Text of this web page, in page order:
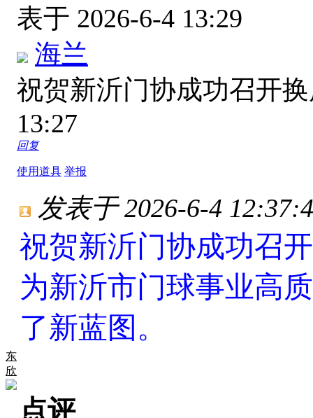
表于 2026-6-4 13:29
海兰
祝贺新沂门协成功召开
13:27
回复
使用道具 举报
东
欣
发表于 2026-6-4
祝贺新沂门协成功召
为新沂市门球事业高
了新蓝图。
点评